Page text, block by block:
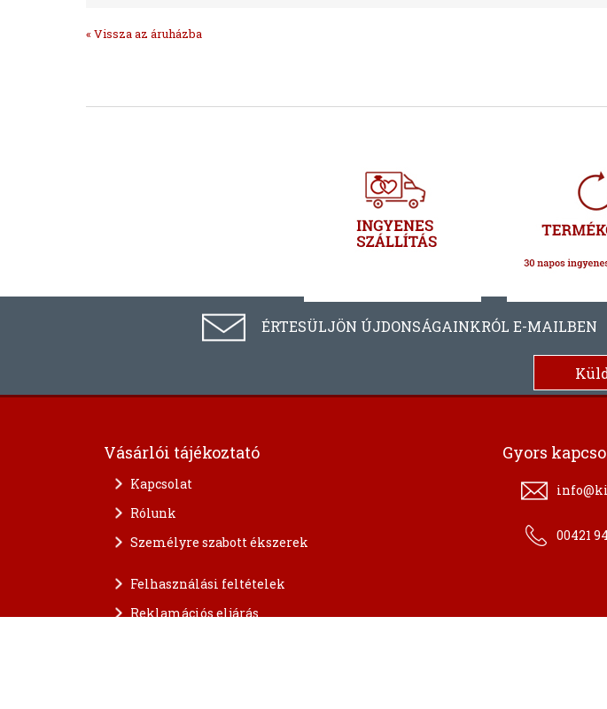
« Vissza az áruházba
ÉRTESÜLJÖN ÚJDONSÁGAINKRÓL E-MAILBEN
Vásárlói tájékoztató
Kapcsolat
Rólunk
Személyre szabott ékszerek
Felhasználási feltételek
Reklamációs eljárás
Gyors
00421